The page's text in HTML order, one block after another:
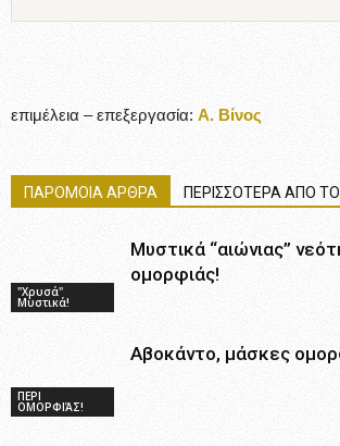
επιμέλεια – επεξεργασία: Α. Βίνος
ΠΑΡΟΜΟΙΑ ΑΡΘΡΑ ΠΕΡΙΣΣΟΤΕΡΑ ΑΠΟ
"Χρυσά"
Μυστικά!
Μυστικά “αιώνιας”
ομορφιάς!
ΠΕΡΙ
ΟΜΟΡΦΙΆΣ!
Αβοκάντο, μάσκες